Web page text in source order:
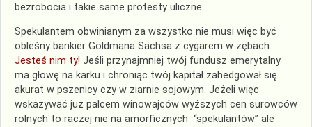
bezrobocia i takie same protesty uliczne.
Spekulantem obwinianym za wszystko nie musi więc być
obleśny bankier Goldmana Sachsa z cygarem w zębach.
Jesteś nim ty! Jeśli przynajmniej twój fundusz emerytalny
ma głowę na karku i chroniąc twój kapitał zahedgował się
akurat w pszenicy czy w ziarnie sojowym. Jeżeli więc
wskazywać już palcem winowajców wyższych cen surowców
rolnych to raczej nie na amorficznych “spekulantów” ale